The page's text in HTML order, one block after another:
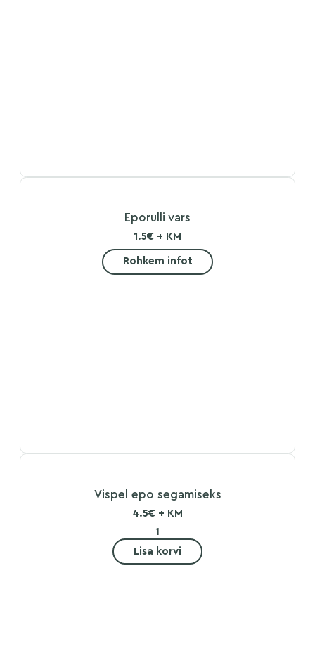
Eporulli vars
1.5€ + KM
Rohkem infot
Vispel epo segamiseks
4.5€ + KM
Lisa korvi